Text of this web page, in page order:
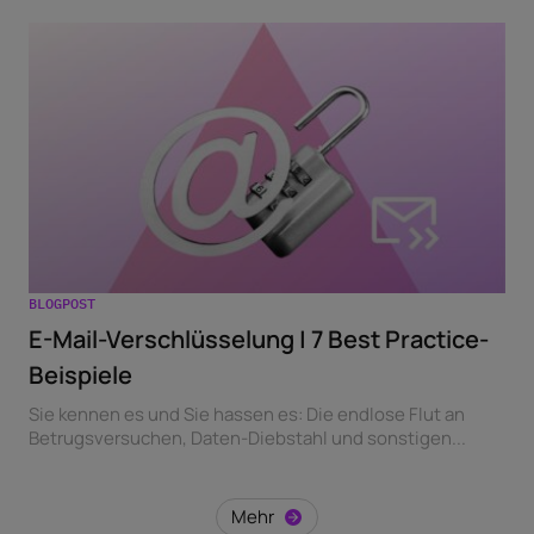
BLOGPOST
E-Mail-Verschlüsselung | 7 Best Practice-
Beispiele
Sie kennen es und Sie hassen es: Die endlose Flut an
Betrugsversuchen, Daten-Diebstahl und sonstigen...
Mehr